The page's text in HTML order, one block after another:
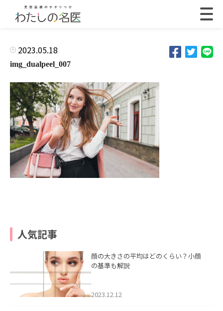
2023.05.18
img_dualpeel_007
人気記事
顔の大きさの平均はどのくらい？小顔
の基準も解説
2023.12.12